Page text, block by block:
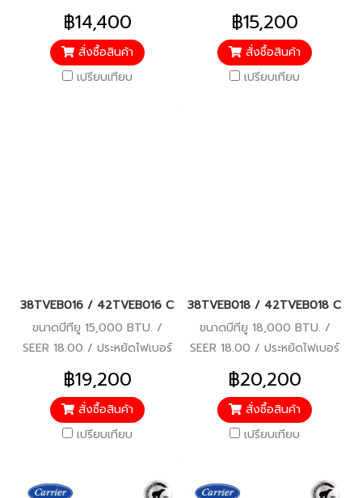
5 / รับประกันคอมเพรสเซอร์ 7
ปี / อะไหล่อื่นๆ 3 ปี / ราคารวม
ติดตั้งแล้ว*
฿14,400
สั่งซื้อสินค้า
เปรียบเทียบ
5 / รับประกันคอมเพรสเซอร์ 7
ปี / อะไหล่อื่นๆ 3 ปี / ราคารวม
ติดตั้งแล้ว*
฿15,200
สั่งซื้อสินค้า
เปรียบเทียบ
38TVEB016 / 42TVEB016 CARRIER COPPER ION (COPPER
ขนาดบีทียู 15,000 BTU. /
SEER 18.00 / ประหยัดไฟเบอร์
5 / รับประกันคอมเพรสเซอร์ 7
ปี / อะไหล่อื่นๆ 3 ปี / ราคารวม
ติดตั้งแล้ว*
฿19,200
สั่งซื้อสินค้า
เปรียบเทียบ
38TVEB018 / 42TVEB018
ขนาดบีทียู 18,000 BTU. /
SEER 18.00 / ประหยัดไฟเบอร์
5 / รับประกันคอมเพรสเซอร์ 7
ปี / อะไหล่อื่นๆ 3 ปี / ราคารวม
ติดตั้งแล้ว*
฿20,200
สั่งซื้อสินค้า
เปรียบเทียบ